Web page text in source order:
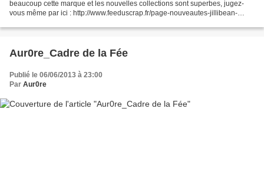
beaucoup cette marque et les nouvelles collections sont superbes, jugez-
vous même par ici : http://www.feeduscrap.fr/page-nouveautes-jillibean-
Aur0re_Cadre de la Fée
Publié le 06/06/2013 à 23:00
Par Aur0re